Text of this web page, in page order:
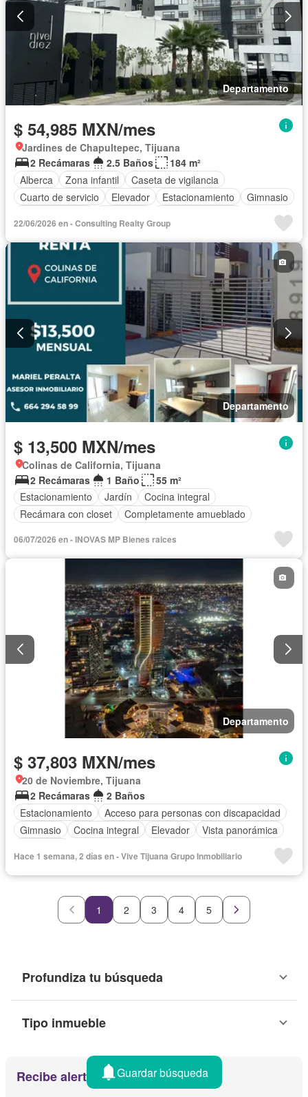
Departamento
$ 54,985 MXN/mes
Jardines de Chapultepec, Tijuana
2 Recámaras
2.5 Baños
184 m²
Alberca
Zona infantil
Caseta de vigilancia
Cuarto de servicio
Elevador Estacionamiento
Gimnasio
22/06/2026 en - Consulting Realty Group
Departamento
$ 13,500 MXN/mes
Colinas de California, Tijuana
2 Recámaras
1 Baño
55 m²
Estacionamiento
Jardín
Cocina integral
Recámara con closet
Completamente amueblado
06/07/2026 en - INOVAS MP Bienes raices
Departamento
$ 37,803 MXN/mes
20 de Noviembre, Tijuana
2 Recámaras
2 Baños
Estacionamiento
Acceso para personas con discapacidad
Gimnasio
Cocina integral Elevador
Vista panorámica
Hace 1 semana, 2 días en - Vive Tijuana Grupo Inmobiliario
1 2 3 4 5
Profundiza tu búsqueda
Tipo inmueble
Recibe alertas por emailGuardar búsqueda